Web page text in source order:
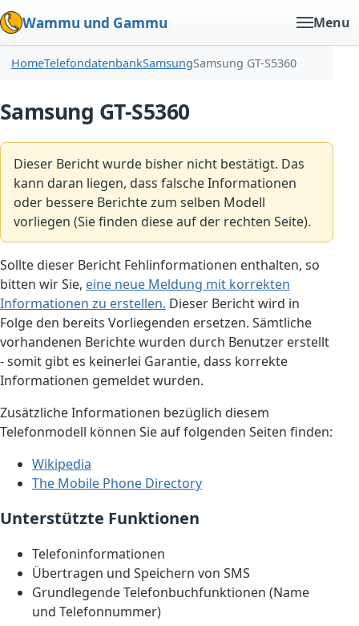
Wammu und Gammu Menu
HomeTelefondatenbankSamsungSamsung GT-S5360
Samsung GT-S5360
Dieser Bericht wurde bisher nicht bestätigt. Das
kann daran liegen, dass falsche Informationen
oder bessere Berichte zum selben Modell
vorliegen (Sie finden diese auf der rechten Seite).
Sollte dieser Bericht Fehlinformationen enthalten, so
bitten wir Sie, eine neue Meldung mit korrekten
Informationen zu erstellen. Dieser Bericht wird in
Folge den bereits Vorliegenden ersetzen. Sämtliche
vorhandenen Berichte wurden durch Benutzer erstellt
- somit gibt es keinerlei Garantie, dass korrekte
Informationen gemeldet wurden.
Zusätzliche Informationen bezüglich diesem
Telefonmodell können Sie auf folgenden Seiten finden:
Wikipedia
The Mobile Phone Directory
Unterstützte Funktionen
Telefoninformationen
Übertragen und Speichern von SMS
Grundlegende Telefonbuchfunktionen (Name
und Telefonnummer)